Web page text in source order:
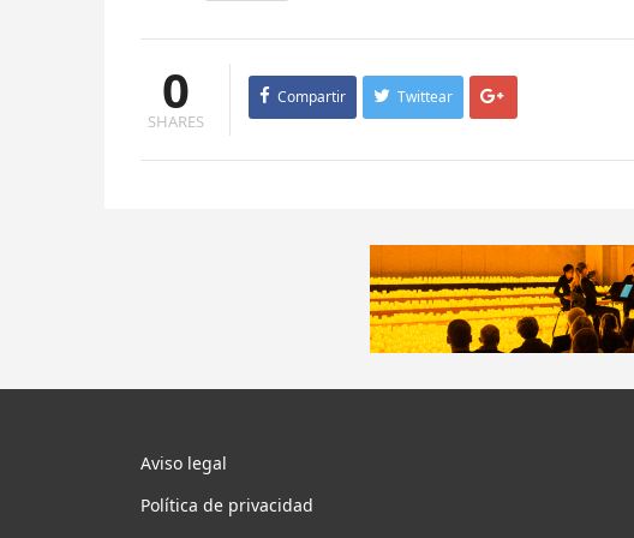
0
SHARES
Compartir Twittear
Aviso legal
Política de privacidad